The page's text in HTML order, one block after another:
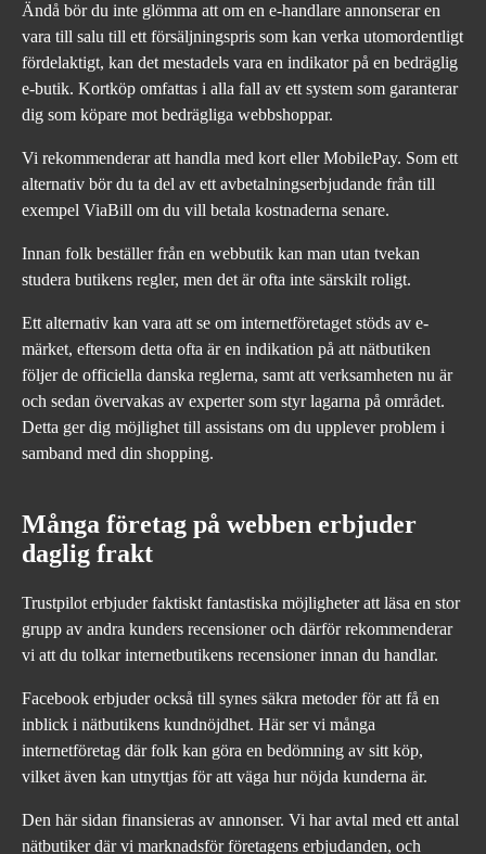
Ändå bör du inte glömma att om en e-handlare annonserar en
vara till salu till ett försäljningspris som kan verka utomordentligt
fördelaktigt, kan det mestadels vara en indikator på en bedräglig
e-butik. Kortköp omfattas i alla fall av ett system som garanterar
dig som köpare mot bedrägliga webbshoppar.
Vi rekommenderar att handla med kort eller MobilePay. Som ett
alternativ bör du ta del av ett avbetalningserbjudande från till
exempel ViaBill om du vill betala kostnaderna senare.
Innan folk beställer från en webbutik kan man utan tvekan
studera butikens regler, men det är ofta inte särskilt roligt.
Ett alternativ kan vara att se om internetföretaget stöds av e-
märket, eftersom detta ofta är en indikation på att nätbutiken
följer de officiella danska reglerna, samt att verksamheten nu är
och sedan övervakas av experter som styr lagarna på området.
Detta ger dig möjlighet till assistans om du upplever problem i
samband med din shopping.
Många företag på webben erbjuder
daglig frakt
Trustpilot erbjuder faktiskt fantastiska möjligheter att läsa en stor
grupp av andra kunders recensioner och därför rekommenderar
vi att du tolkar internetbutikens recensioner innan du handlar.
Facebook erbjuder också till synes säkra metoder för att få en
inblick i nätbutikens kundnöjdhet. Här ser vi många
internetföretag där folk kan göra en bedömning av sitt köp,
vilket även kan utnyttjas för att väga hur nöjda kunderna är.
Den här sidan finansieras av annonser. Vi har avtal med ett antal
nätbutiker där vi marknadsför företagens erbjudanden, och